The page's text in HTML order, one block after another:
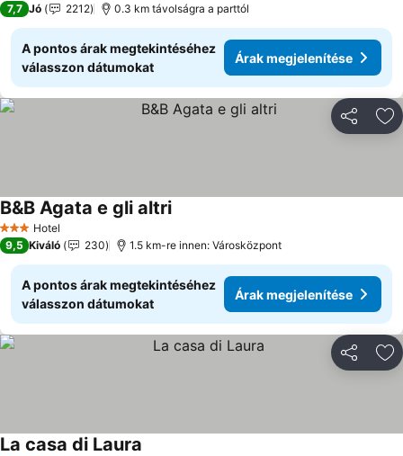
7,7 Jó 2212 0.3 km távolságra a parttól
A pontos árak megtekintéséhez
válasszon dátumokat
Árak megjelenítése
3 Kategória
Hotel
B&B Agata e gli altri
9,5 Kiváló 230 1.5 km-re innen: Városközpont
A pontos árak megtekintéséhez
válasszon dátumokat
Árak megjelenítése
La casa di Laura